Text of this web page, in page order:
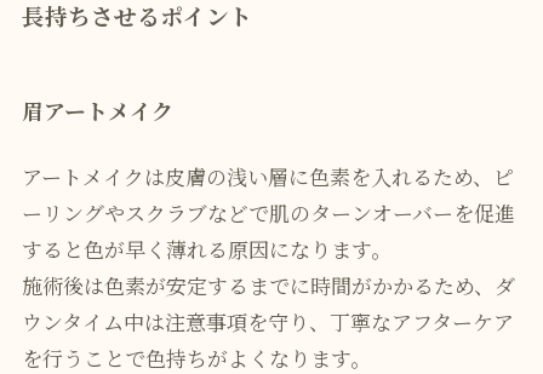
長持ちさせるポイント
眉アートメイク
アートメイクは皮膚の浅い層に色素を入れるため、ピ
ーリングやスクラブなどで肌のターンオーバーを促進
すると色が早く薄れる原因になります。
施術後は色素が安定するまでに時間がかかるため、ダ
ウンタイム中は注意事項を守り、丁寧なアフターケア
を行うことで色持ちがよくなります。